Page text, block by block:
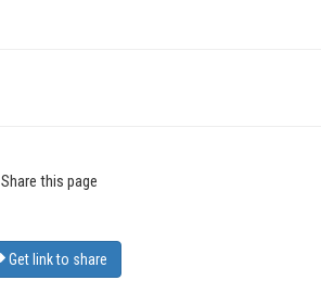
Share this page
Get link to share